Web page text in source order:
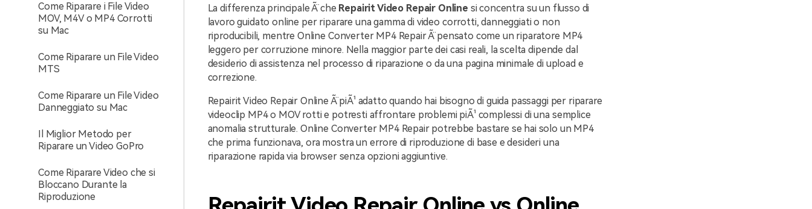
Come Riparare i File Video
MOV, M4V o MP4 Corrotti
su Mac
Come Riparare un File Video
MTS
Come Riparare un File Video
Danneggiato su Mac
Il Miglior Metodo per
Riparare un Video GoPro
Come Riparare Video che si
Bloccano Durante la
Riproduzione
La differenza principale Ã¨ che Repairit Video Repair Online si concentra su un flusso di
lavoro guidato online per riparare una gamma di video corrotti, danneggiati o non
riproducibili, mentre Online Converter MP4 Repair Ã¨ pensato come un riparatore MP4
leggero per corruzione minore. Nella maggior parte dei casi reali, la scelta dipende dal
desiderio di assistenza nel processo di riparazione o da una pagina minimale di upload e
correzione.
Repairit Video Repair Online Ã¨ piÃ¹ adatto quando hai bisogno di guida passaggi per riparare
videoclip MP4 o MOV rotti e potresti affrontare problemi piÃ¹ complessi di una semplice
anomalia strutturale. Online Converter MP4 Repair potrebbe bastare se hai solo un MP4
che prima funzionava, ora mostra un errore di riproduzione di base e desideri una
riparazione rapida via browser senza opzioni aggiuntive.